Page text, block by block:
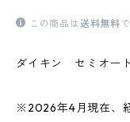
この商品は送料無料
ダイキン セミオー
※2026年4月現在、